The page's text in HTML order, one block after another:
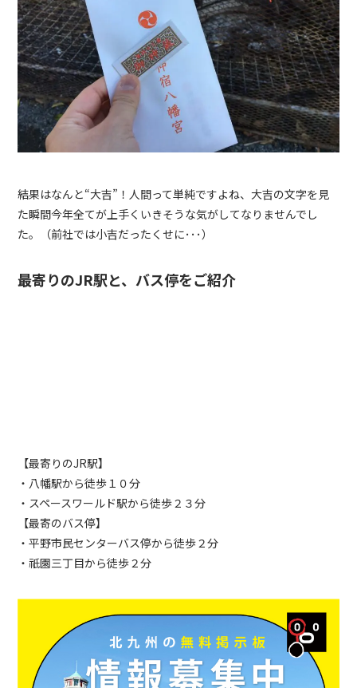
結果はなんと“大吉”！人間って単純ですよね、大吉の文字を見
た瞬間今年全てが上手くいきそうな気がしてなりませんでし
た。（前社では小吉だったくせに･･･）
最寄りのJR駅と、バス停をご紹介
【最寄りのJR駅】
・八幡駅から徒歩１０分
・スペースワールド駅から徒歩２３分
【最寄のバス停】
・平野市民センターバス停から徒歩２分
・祇園三丁目から徒歩２分